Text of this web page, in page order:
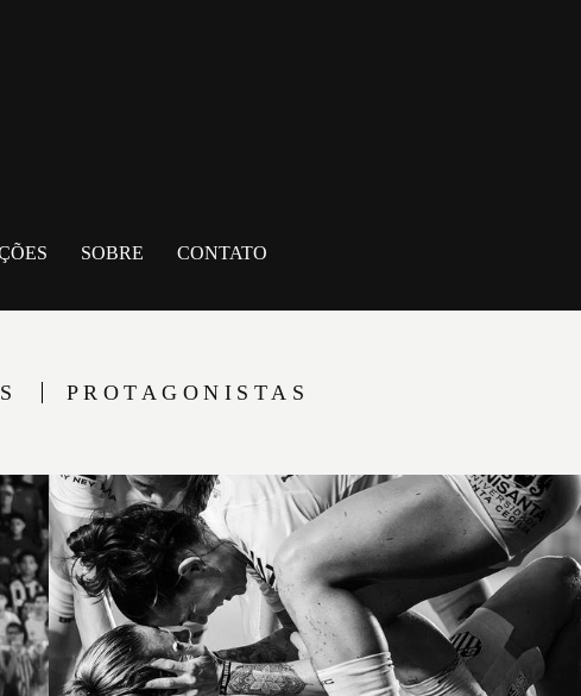
SOBRE CONTATO
PROTAGONISTAS